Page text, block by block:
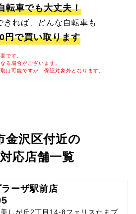
転車でも大丈夫！
きれば、どんな自転車も
円で買い取ります
です。
る場合がございます。
は可能ですが、保証対象外となります。
金沢区付近の
応店舗一覧
ーザ駅前店
しが丘2丁目14-8フェリスたまプ